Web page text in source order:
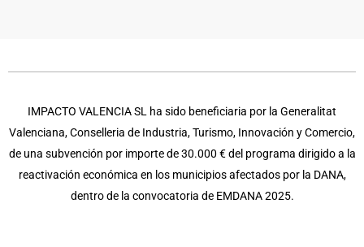
IMPACTO VALENCIA SL ha sido beneficiaria por la Generalitat
Valenciana, Conselleria de Industria, Turismo, Innovación y Comercio,
de una subvención por importe de 30.000 € del programa dirigido a la
reactivación económica en los municipios afectados por la DANA,
dentro de la convocatoria de EMDANA 2025.